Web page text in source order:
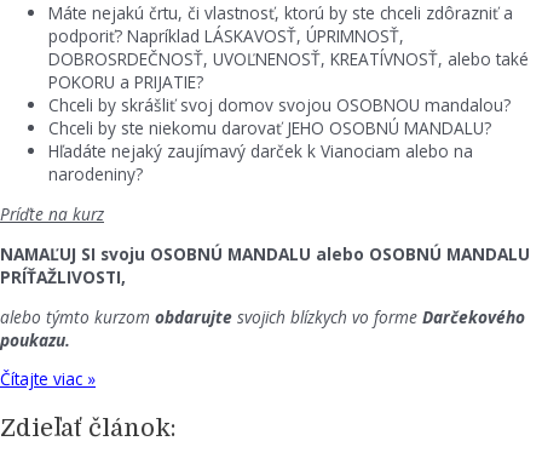
Máte nejakú črtu, či vlastnosť, ktorú by ste chceli zdôrazniť a
podporiť? Napríklad LÁSKAVOSŤ, ÚPRIMNOSŤ,
DOBROSRDEČNOSŤ, UVOĽNENOSŤ, KREATÍVNOSŤ, alebo také
POKORU a PRIJATIE?
Chceli by skrášliť svoj domov svojou OSOBNOU mandalou?
Chceli by ste niekomu darovať JEHO OSOBNÚ MANDALU?
Hľadáte nejaký zaujímavý darček k Vianociam alebo na
narodeniny?
Príďte na kurz
NAMAĽUJ SI svoju OSOBNÚ MANDALU alebo OSOBNÚ MANDALU
PRÍŤAŽLIVOSTI,
alebo týmto kurzom obdarujte svojich blízkych vo forme Darčekového
poukazu.
Čítajte viac »
Zdieľať článok: